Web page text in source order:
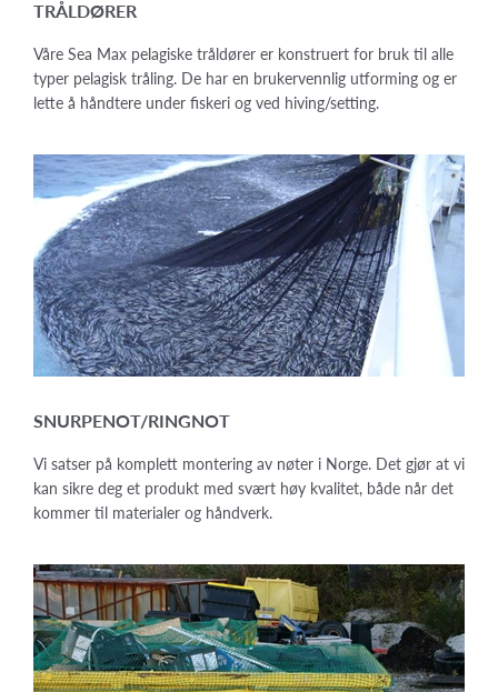
TRÅLDØRER
Våre Sea Max pelagiske tråldører er konstruert for bruk til alle
typer pelagisk tråling. De har en brukervennlig utforming og er
lette å håndtere under fiskeri og ved hiving/setting.
SNURPENOT/RINGNOT
Vi satser på komplett montering av nøter i Norge. Det gjør at vi
kan sikre deg et produkt med svært høy kvalitet, både når det
kommer til materialer og håndverk.